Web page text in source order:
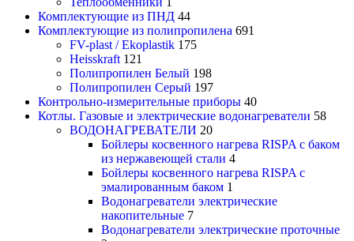
Комплектующие из ПНД 44
Комплектующие из полипропилена 691
FV-plast / Ekoplastik 175
Heisskraft 121
Полипропилен Белый 198
Полипропилен Серый 197
Контрольно-измерительные приборы 40
Котлы. Газовые и электрические водонагреватели 58
ВОДОНАГРЕВАТЕЛИ 20
Бойлеры косвенного нагрева RISPA с баком
из нержавеющей стали 4
Бойлеры косвенного нагрева RISPA с
эмалированным баком 1
Водонагреватели электрические
накопительные 7
Водонагреватели электрические проточные